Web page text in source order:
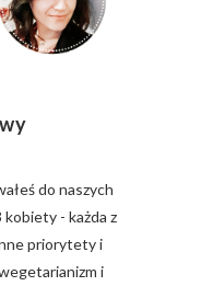
do naszych
- każda z
priorytety i
i